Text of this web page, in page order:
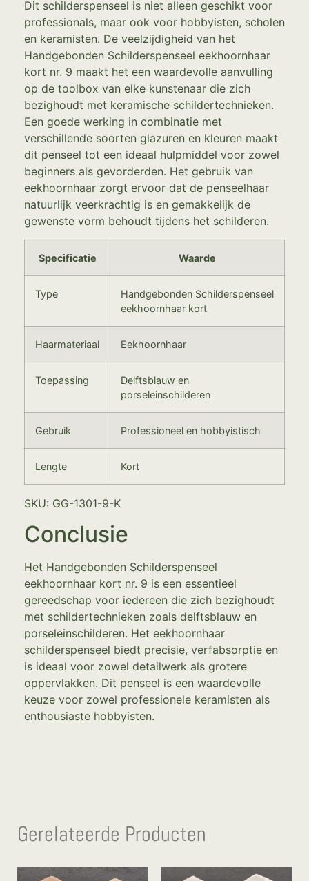
Dit schilderspenseel is niet alleen geschikt voor
professionals, maar ook voor hobbyisten, scholen
en keramisten. De veelzijdigheid van het
Handgebonden Schilderspenseel eekhoornhaar
kort nr. 9 maakt het een waardevolle aanvulling
op de toolbox van elke kunstenaar die zich
bezighoudt met keramische schildertechnieken.
Een goede werking in combinatie met
verschillende soorten glazuren en kleuren maakt
dit penseel tot een ideaal hulpmiddel voor zowel
beginners als gevorderden. Het gebruik van
eekhoornhaar zorgt ervoor dat de penseelhaar
natuurlijk veerkrachtig is en gemakkelijk de
gewenste vorm behoudt tijdens het schilderen.
Specificatie Waarde
Type
Handgebonden Schilderspenseel
eekhoornhaar kort
Haarmateriaal Eekhoornhaar
Toepassing
Delftsblauw en
porseleinschilderen
Gebruik Professioneel en hobbyistisch
Lengte Kort
SKU: GG-1301-9-K
Conclusie
Het Handgebonden Schilderspenseel
eekhoornhaar kort nr. 9 is een essentieel
gereedschap voor iedereen die zich bezighoudt
met schildertechnieken zoals delftsblauw en
porseleinschilderen. Het eekhoornhaar
schilderspenseel biedt precisie, verfabsorptie en
is ideaal voor zowel detailwerk als grotere
oppervlakken. Dit penseel is een waardevolle
keuze voor zowel professionele keramisten als
enthousiaste hobbyisten.
Gerelateerde Producten